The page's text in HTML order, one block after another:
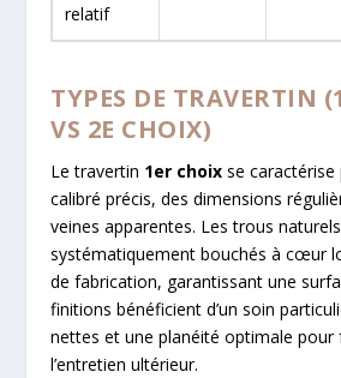
relatif
TYPES DE TRAVERTIN
VS 2E CHOIX)
Le travertin 1er choix se caractérise
calibré précis, des dimensions
veines apparentes. Les trous
systématiquement bouchés à cœur
de fabrication, garantissant une
finitions bénéficient d’un soin
nettes et une planéité optimale pour
l’entretien ultérieur.